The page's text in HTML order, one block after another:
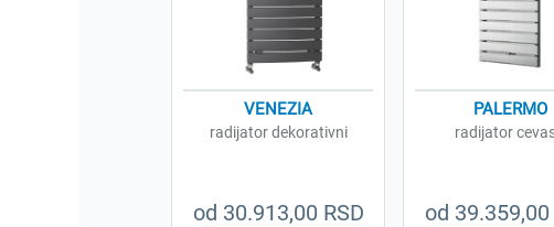
od 30.913,00 RSD
VENEZIA
radijator dekorativni
od 39.359,00
PALERMO
radijator